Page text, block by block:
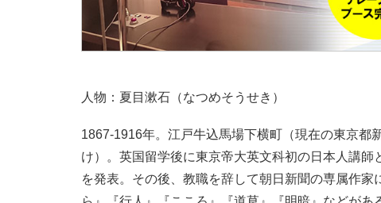
人物：夏目漱石（なつめそうせき）
1867-1916年。江戸牛込馬場下横町（現在の東京都
け）。英国留学後に東京帝大英文科初の日本人講師
を発表。その後、教職を辞して朝日新聞の専属作